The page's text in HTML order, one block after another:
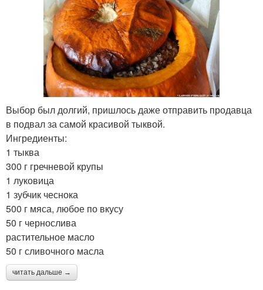
Выбор был долгий, пришлось даже отправить продавца
в подвал за самой красивой тыквой.
Ингредиенты:
1 тыква
300 г гречневой крупы
1 луковица
1 зубчик чеснока
500 г мяса, любое по вкусу
50 г чернослива
растительное масло
50 г сливочного масла
читать дальше →